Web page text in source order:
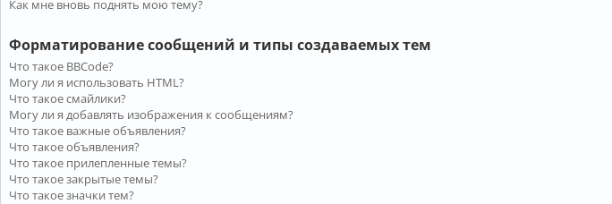
Как мне вновь поднять мою тему?
Форматирование сообщений и типы создаваемых тем
Что такое BBCode?
Могу ли я использовать HTML?
Что такое смайлики?
Могу ли я добавлять изображения к сообщениям?
Что такое важные объявления?
Что такое объявления?
Что такое прилепленные темы?
Что такое закрытые темы?
Что такое значки тем?